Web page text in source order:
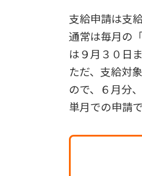
支給申請は支
通常は毎月の
は９月３０日
ただ、支給対
ので、６月分
単月での申請